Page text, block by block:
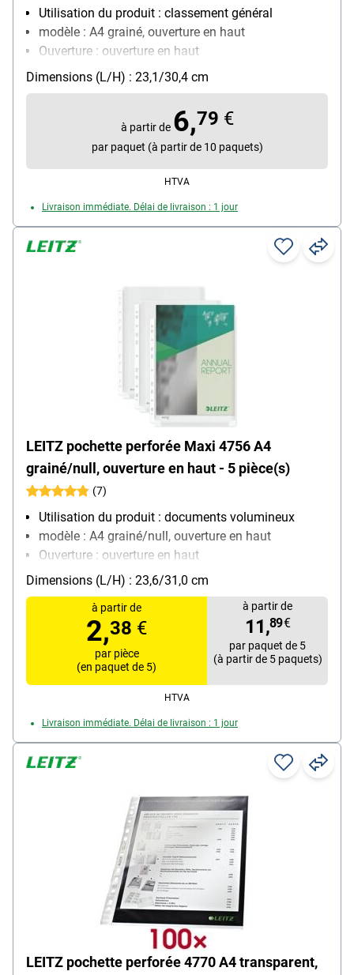
Utilisation du produit : classement général
modèle : A4 grainé, ouverture en haut
Ouverture : ouverture en haut
Équipement : convient aux documents officiels
Matière : film de polypropylène, 0,08 mm
Contenu par paquet : 100 pièce(s)
Dimensions (L/H) : 23,1/30,4 cm
à partir de 6,79 €
par paquet (à partir de 10 paquets)
HTVA
Livraison immédiate. Délai de livraison : 1 jour
LEITZ pochette perforée Maxi 4756 A4
grainé/null, ouverture en haut - 5 pièce(s)
(7)
Utilisation du produit : documents volumineux
modèle : A4 grainé/null, ouverture en haut
Ouverture : ouverture en haut
Équipement : renforcement des trous, soufflet
Matière : PVC, 0,17 mm
Contenu par paquet : 5 pièce(s)
Particularités : pouvant contenir jusqu'à 200 feuilles
de format A4 / réutilisable
Dimensions (L/H) : 23,6/31,0 cm
à partir de
2,38 €
par pièce
(en paquet de 5)
à partir de
11,89€
par paquet de 5
(à partir de 5 paquets)
HTVA
Livraison immédiate. Délai de livraison : 1 jour
LEITZ pochette perforée 4770 A4 transparent,